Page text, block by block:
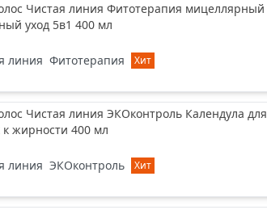
Чистая линия Фитотерапия мицеллярный
уход 5в1 400 мл
линия Фитотерапия
Хит
Чистая линия ЭКОконтроль Календула для
к жирности 400 мл
линия ЭКОконтроль
Хит